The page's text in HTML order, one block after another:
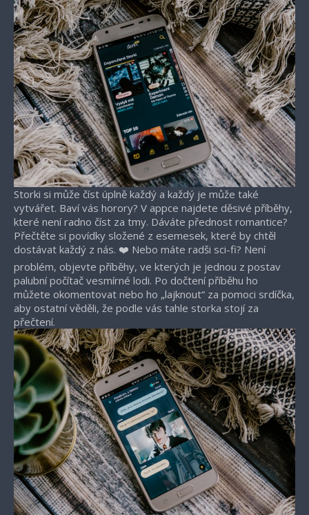
Storki si může číst úplně každý a každý je může také
vytvářet. Baví vás horory? V appce najdete děsivé příběhy,
které není radno číst za tmy. Dáváte přednost romantice?
Přečtěte si povídky složené z esemesek, které by chtěl
dostávat každý z nás. ❤️ Nebo máte radši sci-fi? Není
problém, objevte příběhy, ve kterých je jednou z postav
palubní počítač vesmírné lodi. Po dočtení příběhu ho
můžete okomentovat nebo ho „lajknout“ za pomoci srdíčka,
aby ostatní věděli, že podle vás tahle storka stojí za
přečtení.